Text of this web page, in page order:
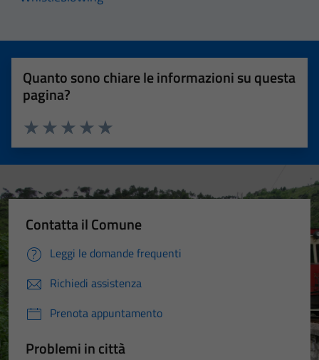
Quanto sono chiare le informazioni su questa
pagina?
Valuta 5 stelle su 5
Valuta 4 stelle su 5
Valuta 3 stelle su 5
Valuta 2 stelle su 5
Valuta 1 stelle su 5
Contatta il Comune
Leggi le domande frequenti
Richiedi assistenza
Prenota appuntamento
Problemi in città